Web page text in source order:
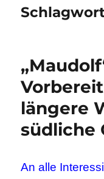
längere
südliche
An alle